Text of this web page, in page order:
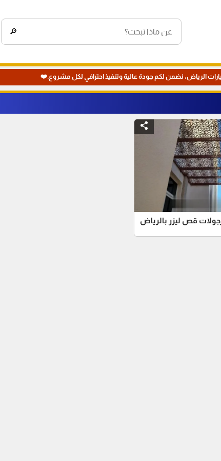
🔎
الرياض، نضمن لكم جودة عالية وتنفيذ احترافي لكل مشروع.❤️
قص ليزر بالرياض